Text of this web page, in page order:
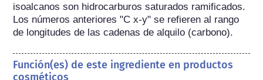
isoalcanos son hidrocarburos saturados ramificados.
Los números anteriores "C x-y" se refieren al rango
de longitudes de las cadenas de alquilo (carbono).
Función(es) de este ingrediente en productos
cosméticos